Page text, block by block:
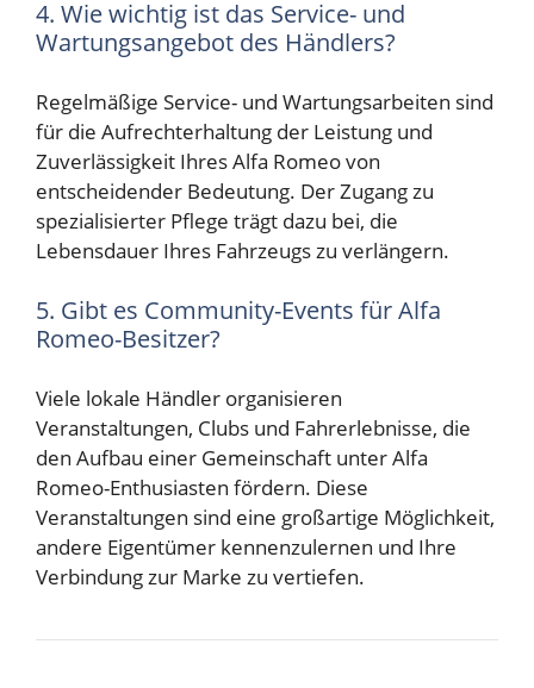
4. Wie wichtig ist das Service- und
Wartungsangebot des Händlers?
Regelmäßige Service- und Wartungsarbeiten sind
für die Aufrechterhaltung der Leistung und
Zuverlässigkeit Ihres Alfa Romeo von
entscheidender Bedeutung. Der Zugang zu
spezialisierter Pflege trägt dazu bei, die
Lebensdauer Ihres Fahrzeugs zu verlängern.
5. Gibt es Community-Events für Alfa
Romeo-Besitzer?
Viele lokale Händler organisieren
Veranstaltungen, Clubs und Fahrerlebnisse, die
den Aufbau einer Gemeinschaft unter Alfa
Romeo-Enthusiasten fördern. Diese
Veranstaltungen sind eine großartige Möglichkeit,
andere Eigentümer kennenzulernen und Ihre
Verbindung zur Marke zu vertiefen.